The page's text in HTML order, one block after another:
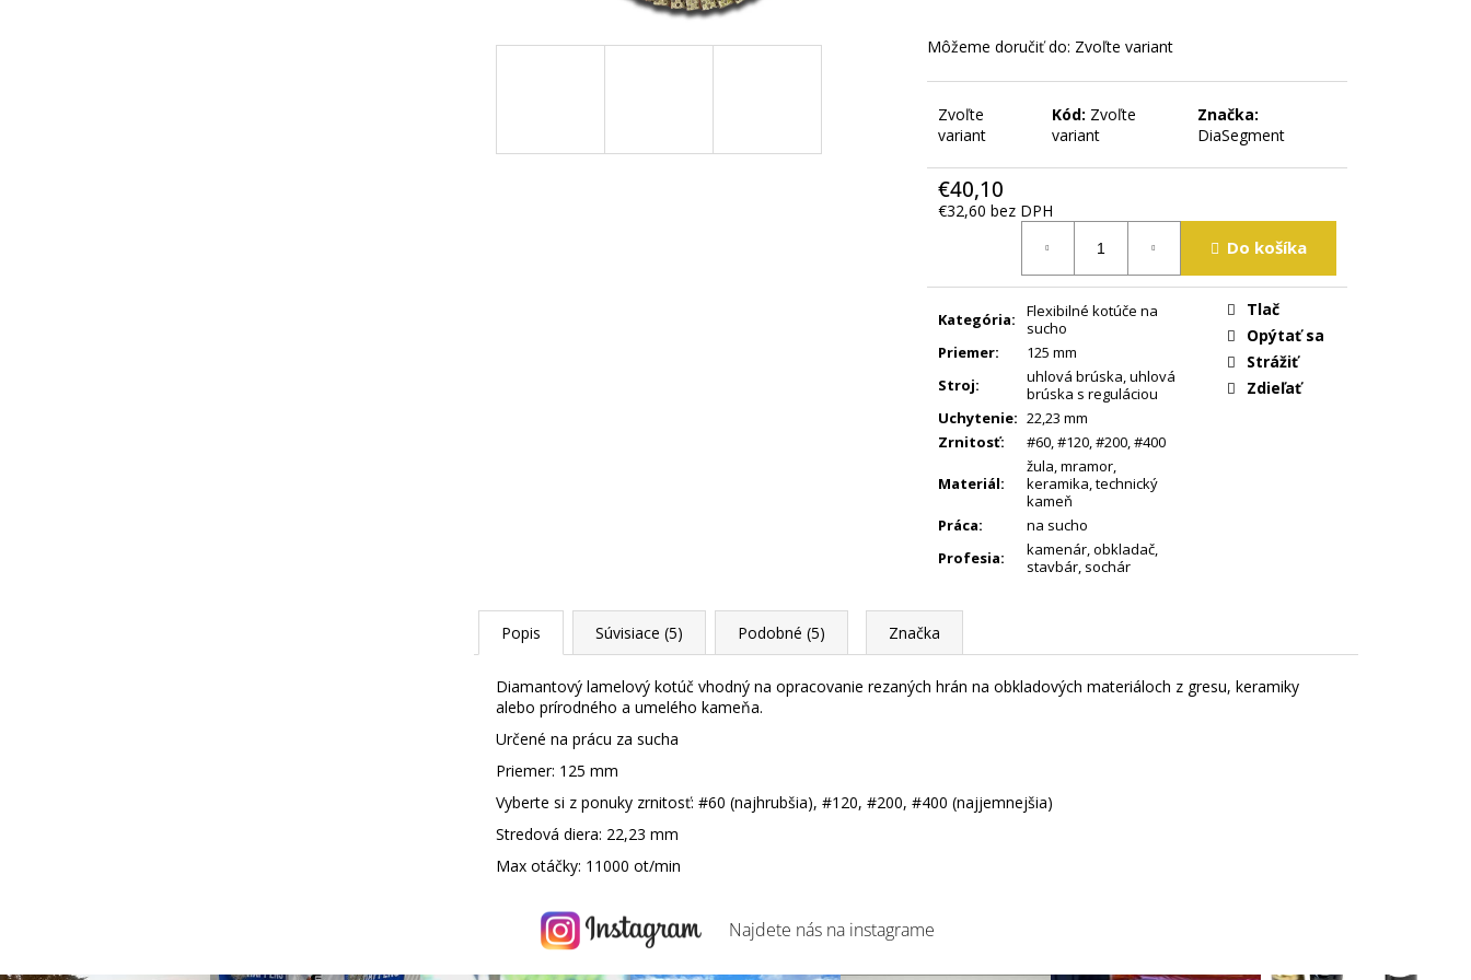
Môžeme doručiť do: Zvoľte variant
Zvoľte
variant
Kód: Zvoľte
variant
Značka:
DiaSegment
€40,10
€32,60 bez DPH
Do košíka
Kategória:
Flexibilné kotúče na
sucho
Priemer:
125 mm
Stroj: uhlová brúska uhlová
brúska s reguláciou
Uchytenie: 22,23 mm
Zrnitosť: #60 #120 #200 #400
Materiál:
žula mramor
keramika technický
kameň
Práca:
na sucho
Profesia: kamenár obkladač
stavbár sochár
Tlač
Opýtať sa
Strážiť
Zdieľať
Popis Súvisiace (5) Podobné (5) Značka
Diamantový lamelový kotúč vhodný na opracovanie rezaných hrán na obkladových materiáloch z gresu, keramiky
alebo prírodného a umelého kameňa.
Určené na prácu za sucha
Priemer: 125 mm
Vyberte si z ponuky zrnitosť: #60 (najhrubšia), #120, #200, #400 (najjemnejšia)
Stredová diera: 22,23 mm
Max otáčky: 11000 ot/min
Najdete nás na instagrame